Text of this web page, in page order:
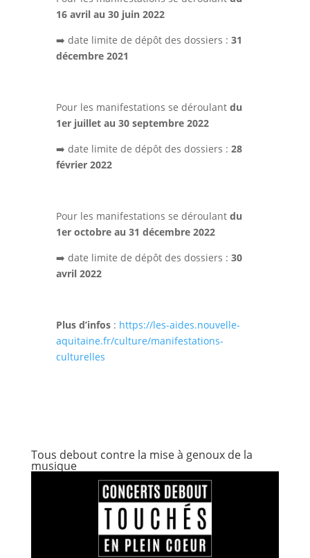
16 avril au 30 juin 2022
➡️ date limite de dépôt des dossiers : 31
décembre 2021
Pour les manifestations se déroulant du
1er juillet au 30 septembre 2022
➡️ date limite de dépôt des dossiers : 28
février 2022
Pour les manifestations se déroulant du
1er octobre au 31 décembre 2022
➡️ date limite de dépôt des dossiers : 30
avril 2022
Plus d’infos: https://les-aides.nouvelle-
aquitaine.fr/culture/manifestations-
culturelles
Tous debout contre la mise à genoux de la
musique